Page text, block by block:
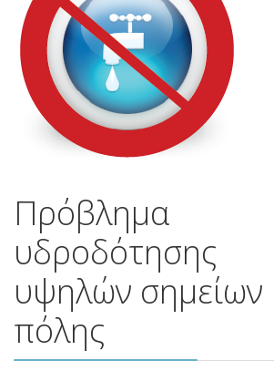
Πρόβλημα
υδροδότησης
υψηλών σημείων
πόλης